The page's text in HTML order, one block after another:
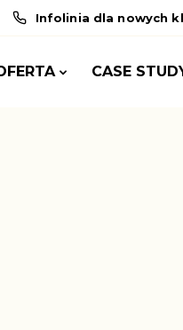
Infolinia dla nowych
CASE